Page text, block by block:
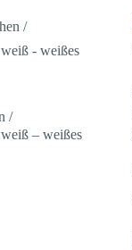
/
– weißes